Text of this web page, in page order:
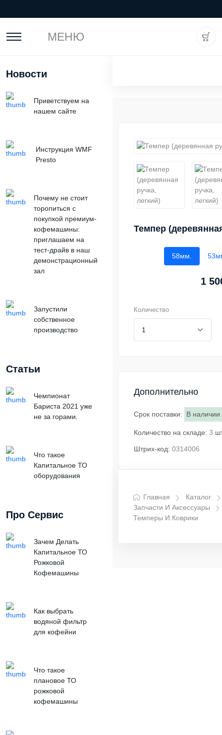
МЕНЮ
Новости
Приветствуем на
нашем сайте
Инструкция WMF
Presto
Почему не стоит
торопиться с
покупкой премиум-
кофемашины:
приглашаем на
тест-драйв в наш
демонстрационный
зал
Запустили
собственное
производство
Статьи
Чемпионат
Бариста 2021 уже
не за горами.
Что такое
Капитальное ТО
оборудования
Про Сервис
Зачем Делать
Капитальное ТО
Рожковой
Кофемашины
Как выбрать
водяной фильтр
для кофейни
Что такое
плановое ТО
рожковой
кофемашины
Темпер
58мм.
1
Количество
Дополнительно
Срок поставки: В наличии
Количество на складе: 3
Штрих-код: 0314006
Главная
Каталог
Запчасти И Аксессуары
Темперы И Коврики